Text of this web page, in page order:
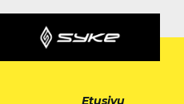
Etusivu